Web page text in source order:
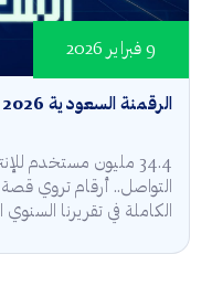
الرقمنة السعودية 2026
9 فبراير 2026
التواصل.. أرقام تروي
الكاملة في تقريرنا السنوي